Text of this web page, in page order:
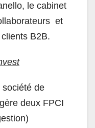
le cabinet
et
B2B.
société de
deux FPCI